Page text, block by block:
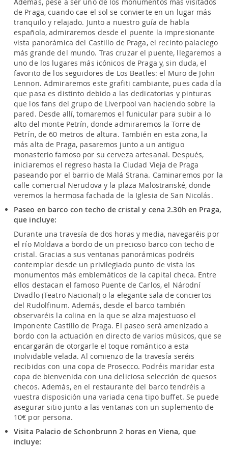
de Praga, cuando cae el sol se convierte en un lugar más
tranquilo y relajado. Junto a nuestro guía de habla
española, admiraremos desde el puente la impresionante
vista panorámica del Castillo de Praga, el recinto palaciego
más grande del mundo. Tras cruzar el puente, llegaremos a
uno de los lugares más icónicos de Praga y, sin duda, el
favorito de los seguidores de Los Beatles: el Muro de John
Lennon. Admiraremos este grafiti cambiante, pues cada día
que pasa es distinto debido a las dedicatorias y pinturas
que los fans del grupo de Liverpool van haciendo sobre la
pared. Desde allí, tomaremos el funicular para subir a lo
alto del monte Petrín, donde admiraremos la Torre de
Petrín, de 60 metros de altura. También en esta zona, la
más alta de Praga, pasaremos junto a un antiguo
monasterio famoso por su cerveza artesanal. Después,
iniciaremos el regreso hasta la Ciudad Vieja de Praga
paseando por el barrio de Malá Strana. Caminaremos por la
calle comercial Nerudova y la plaza Malostranské, donde
veremos la hermosa fachada de la Iglesia de San Nicolás.
Paseo en barco con techo de cristal y cena 2.30h en Praga,
que incluye:
Durante una travesía de dos horas y media, navegaréis por
el río Moldava a bordo de un precioso barco con techo de
cristal. Gracias a sus ventanas panorámicas podréis
contemplar desde un privilegiado punto de vista los
monumentos más emblemáticos de la capital checa. Entre
ellos destacan el famoso Puente de Carlos, el Národní
Divadlo (Teatro Nacional) o la elegante sala de conciertos
del Rudolfinum. Además, desde el barco también
observaréis la colina en la que se alza majestuoso el
imponente Castillo de Praga. El paseo será amenizado a
bordo con la actuación en directo de varios músicos, que se
encargarán de otorgarle el toque romántico a esta
inolvidable velada. Al comienzo de la travesía seréis
recibidos con una copa de Prosecco. Podréis maridar esta
copa de bienvenida con una deliciosa selección de quesos
checos. Además, en el restaurante del barco tendréis a
vuestra disposición una variada cena tipo buffet. Se puede
asegurar sitio junto a las ventanas con un suplemento de
10€ por persona.
Visita Palacio de Schonbrunn 2 horas en Viena, que
incluye: